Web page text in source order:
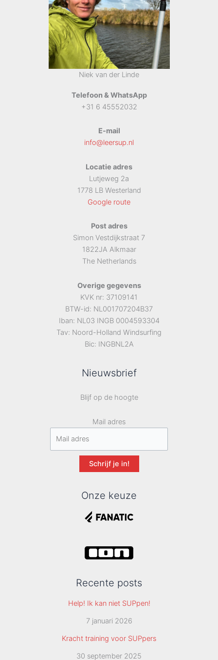
Niek van der Linde
Telefoon & WhatsApp
+31 6 45552032
E-mail
info@leersup.nl
Locatie adres
Lutjeweg 2a
1778 LB Westerland
Google route
Post adres
Simon Vestdijkstraat 7
1822JA Alkmaar
The Netherlands
Overige gegevens
KVK nr: 37109141
BTW-id: NL001707204B37
Iban: NL03 INGB 0004593304
Tav: Noord-Holland Windsurfing
Bic: INGBNL2A
Nieuwsbrief
Blijf op de hoogte
Mail adres
Schrijf je in!
Onze keuze
Recente posts
Help! Ik kan niet SUPpen!
7 januari 2026
Kracht training voor SUPpers
30 september 2025